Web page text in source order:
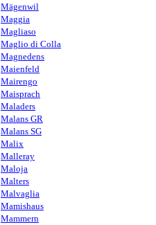
Mägenwil
Maggia
Magliaso
Maglio di Colla
Magnedens
Maienfeld
Mairengo
Maisprach
Maladers
Malans GR
Malans SG
Malix
Malleray
Maloja
Malters
Malvaglia
Mamishaus
Mammern